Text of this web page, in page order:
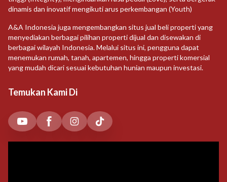
dinamis dan inovatif mengikuti arus perkembangan (Youth)
A&A Indonesia juga mengembangkan situs jual beli properti yang
menyediakan berbagai pilihan properti dijual dan disewakan di
berbagai wilayah Indonesia. Melalui situs ini, pengguna dapat
menemukan rumah, tanah, apartemen, hingga properti komersial
yang mudah dicari sesuai kebutuhan hunian maupun investasi.
Temukan Kami Di